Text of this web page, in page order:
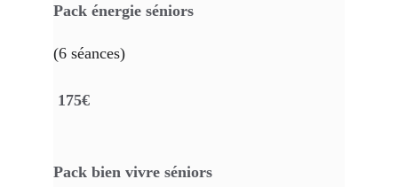
Pack énergie séniors
(6 séances)
175€
Pack bien vivre séniors